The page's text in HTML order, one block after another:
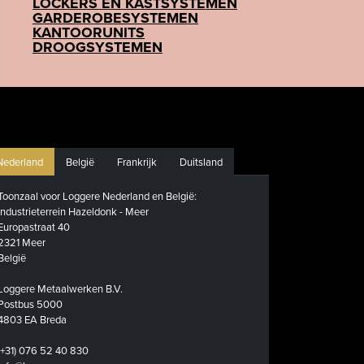
GARDEROBESYSTEMEN
KANTOORUNITS
DROOGSYSTEMEN
België Frankrijk Duitsland
voor Loggere Nederland en België:
Hazeldonk - Meer
40
Meer
Metaalwerken B.V.
5000
EA Breda
076 52 40 830